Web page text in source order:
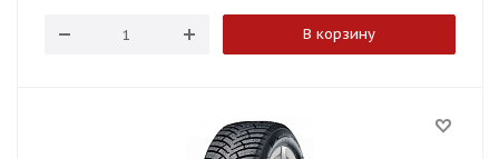
В корзину